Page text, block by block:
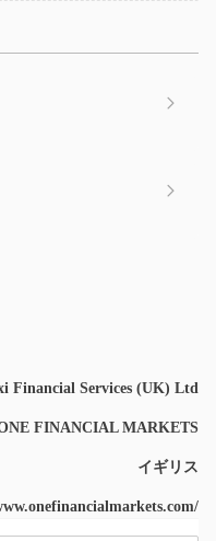
Financial Services (UK) Ltd
FINANCIAL MARKETS
イギリス